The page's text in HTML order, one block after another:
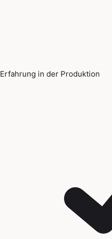
Erfahrung in der Produktion